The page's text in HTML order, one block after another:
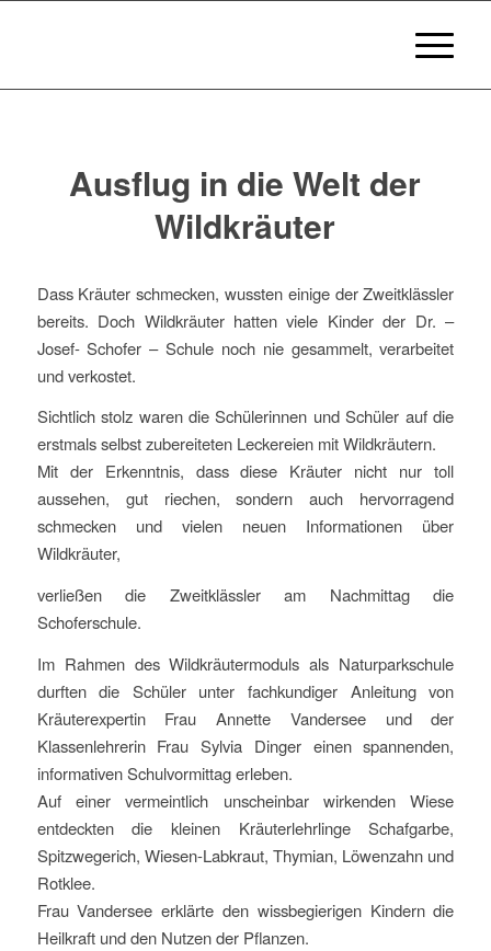
Ausflug in die Welt der
Wildkräuter
Dass Kräuter schmecken, wussten einige der Zweitklässler
bereits. Doch Wildkräuter hatten viele Kinder der Dr. –
Josef- Schofer – Schule noch nie gesammelt, verarbeitet
und verkostet.
Sichtlich stolz waren die Schülerinnen und Schüler auf die
erstmals selbst zubereiteten Leckereien mit Wildkräutern.
Mit der Erkenntnis, dass diese Kräuter nicht nur toll
aussehen, gut riechen, sondern auch hervorragend
schmecken und vielen neuen Informationen über
Wildkräuter,
verließen die Zweitklässler am Nachmittag die
Schoferschule.
Im Rahmen des Wildkräutermoduls als Naturparkschule
durften die Schüler unter fachkundiger Anleitung von
Kräuterexpertin Frau Annette Vandersee und der
Klassenlehrerin Frau Sylvia Dinger einen spannenden,
informativen Schulvormittag erleben.
Auf einer vermeintlich unscheinbar wirkenden Wiese
entdeckten die kleinen Kräuterlehrlinge Schafgarbe,
Spitzwegerich, Wiesen-Labkraut, Thymian, Löwenzahn und
Rotklee.
Frau Vandersee erklärte den wissbegierigen Kindern die
Heilkraft und den Nutzen der Pflanzen.